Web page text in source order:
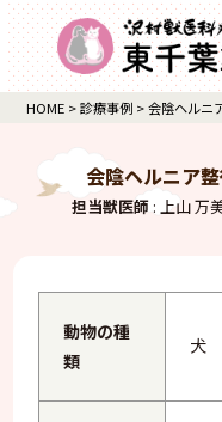
HOME >診療事例 >会陰ヘルニ
会陰ヘルニア
担当獣医師: 上山 万
動物の種
類
犬